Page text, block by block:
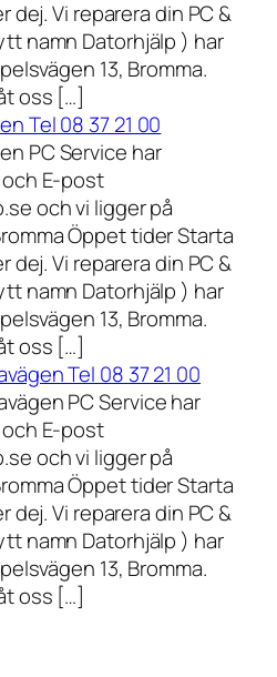
dej. Vi reparera din PC &
namn Datorhjälp ) har
13, Bromma.
oss […]
Tel 08 37 21 00
PC Service har
och E-post
och vi ligger på
Öppet tider Starta
dej. Vi reparera din PC &
namn Datorhjälp ) har
13, Bromma.
oss […]
Tel 08 37 21 00
PC Service har
och E-post
och vi ligger på
Öppet tider Starta
dej. Vi reparera din PC &
namn Datorhjälp ) har
13, Bromma.
oss […]